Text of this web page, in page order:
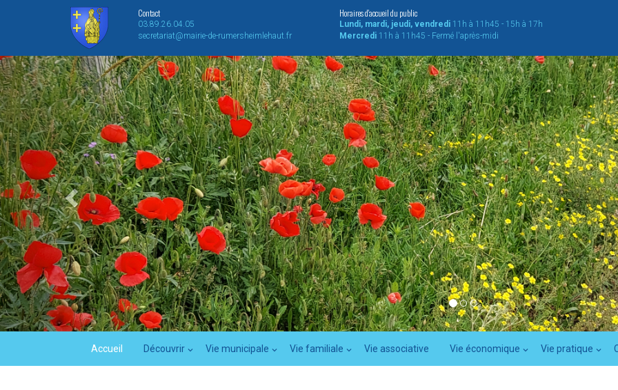
Contact
03.89.26.04.05
secretariat@mairie-de-rumersheimlehaut.fr
Horaires d'accueil du public
Lundi, mardi, jeudi, vendredi 11h à 11h45 - 15h à 17h
Mercredi 11h à 11h45 - Fermé l'après-midi
Previous
Accueil Découvrir Vie municipale Vie familiale Vie associative Vie économique Vie pratique